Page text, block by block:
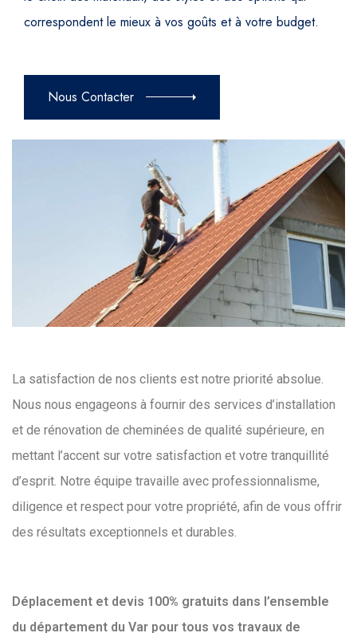
correspondent le mieux à vos goûts et à votre budget.
Nous Contacter
La satisfaction de nos clients est notre priorité absolue.
Nous nous engageons à fournir des services d’installation
et de rénovation de cheminées de qualité supérieure, en
mettant l’accent sur votre satisfaction et votre tranquillité
d’esprit. Notre équipe travaille avec professionnalisme,
diligence et respect pour votre propriété, afin de vous offrir
des résultats exceptionnels et durables.
Déplacement et devis 100% gratuits dans l’ensemble
du département du Var pour tous vos travaux de